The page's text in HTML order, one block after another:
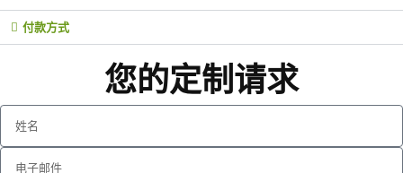
付款方式
您的定制请求